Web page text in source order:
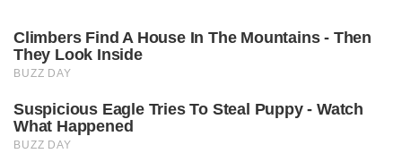
Climbers Find A House In The Mountains - Then
They Look Inside
BUZZ DAY
Suspicious Eagle Tries To Steal Puppy - Watch
What Happened
BUZZ DAY